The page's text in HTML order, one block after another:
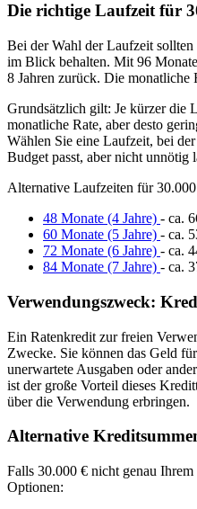
Die richtige Laufzeit für
Bei der Wahl der Laufzeit
im Blick behalten. Mit 96
8 Jahren zurück. Die monatliche
Grundsätzlich gilt: Je kürzer die
monatliche Rate, aber desto
Wählen Sie eine Laufzeit, bei
Budget passt, aber nicht unnötig
Alternative Laufzeiten für
48 Monate (4 Jahre) - ca.
60 Monate (5 Jahre) - ca.
72 Monate (6 Jahre) - ca.
84 Monate (7 Jahre) - ca.
Verwendungszweck:
Ein Ratenkredit zur freien
Zwecke. Sie können das Geld
unerwartete Ausgaben oder
ist der große Vorteil dieses
über die Verwendung erbringen.
Alternative
Falls 30.000 € nicht genau
Optionen: